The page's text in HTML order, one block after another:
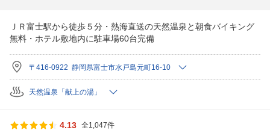
ＪＲ富士駅から徒歩５分・熱海直送の天然温泉と朝食バイキング
無料・ホテル敷地内に駐車場60台完備
〒416-0922 静岡県富士市水戸島元町16-10
天然温泉「献上の湯」
4.13 全1,047件